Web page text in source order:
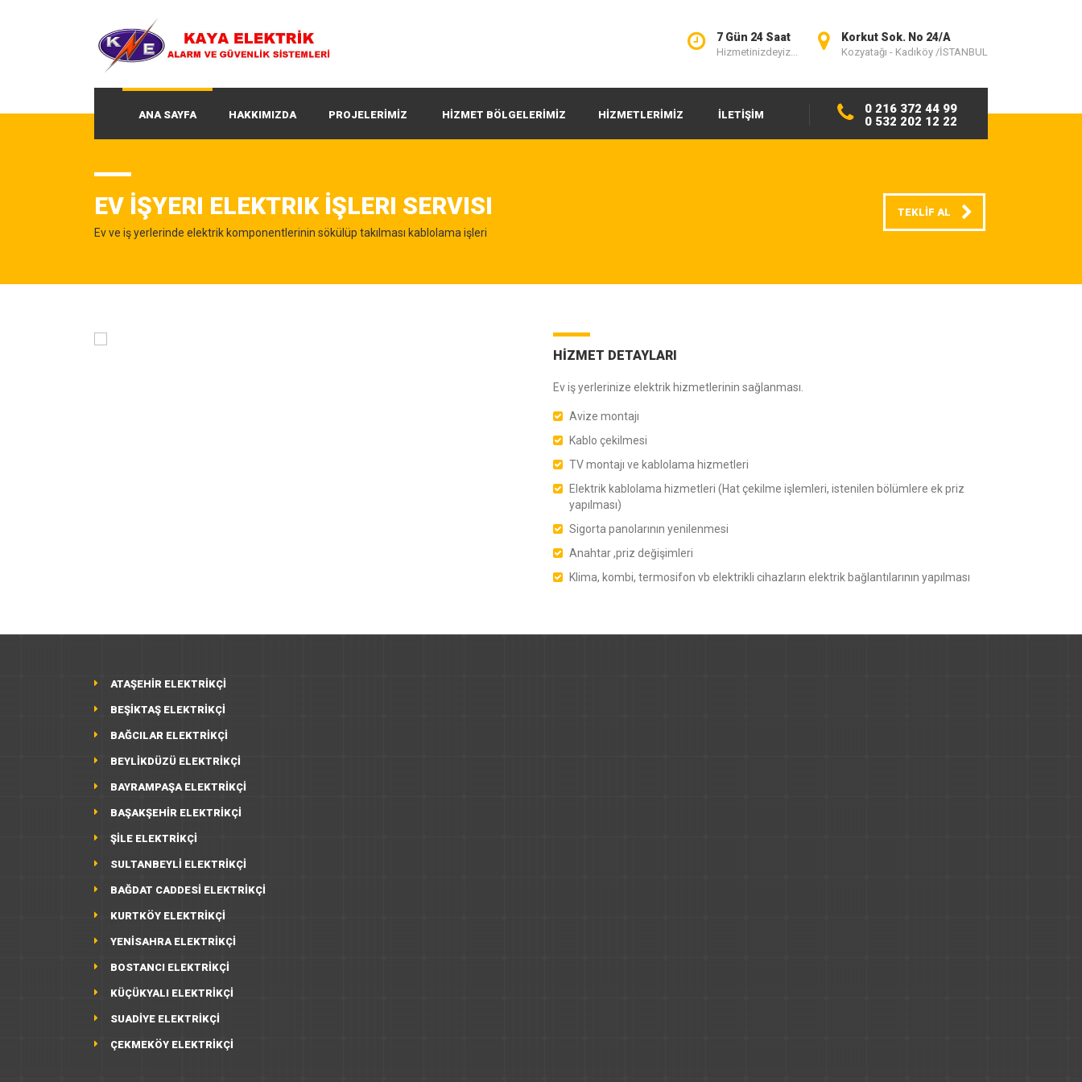
Korkut Sok. No 24/A
Kozyatağı - Kadıköy /İSTANBUL
7 Gün 24 Saat
Hizmetinizdeyiz...
ANA SAYFA HAKKIMIZDA PROJELERİMİZ HİZMET BÖLGELERİMİZ HİZMETLERİMİZ İLETİŞİM
0 216 372 44 99
0 532 202 12 22
EV İŞYERI ELEKTRIK İŞLERI SERVISI
Ev ve iş yerlerinde elektrik komponentlerinin sökülüp takılması kablolama işleri
TEKLİF AL
HİZMET DETAYLARI
Ev iş yerlerinize elektrik hizmetlerinin sağlanması.
Avize montajı
Kablo çekilmesi
TV montajı ve kablolama hizmetleri
Elektrik kablolama hizmetleri (Hat çekilme işlemleri, istenilen bölümlere ek priz
yapılması)
Sigorta panolarının yenilenmesi
Anahtar ,priz değişimleri
Klima, kombi, termosifon vb elektrikli cihazların elektrik bağlantılarının yapılması
ATAŞEHİR ELEKTRİKÇİ
BEŞİKTAŞ ELEKTRİKÇİ
BAĞCILAR ELEKTRİKÇİ
BEYLİKDÜZÜ ELEKTRİKÇİ
BAYRAMPAŞA ELEKTRİKÇİ
BAŞAKŞEHİR ELEKTRİKÇİ
ŞİLE ELEKTRİKÇİ
SULTANBEYLİ ELEKTRİKÇİ
BAĞDAT CADDESİ ELEKTRİKÇİ
KURTKÖY ELEKTRİKÇİ
YENİSAHRA ELEKTRİKÇİ
BOSTANCI ELEKTRİKÇİ
KÜÇÜKYALI ELEKTRİKÇİ
SUADİYE ELEKTRİKÇİ
ÇEKMEKÖY ELEKTRİKÇİ